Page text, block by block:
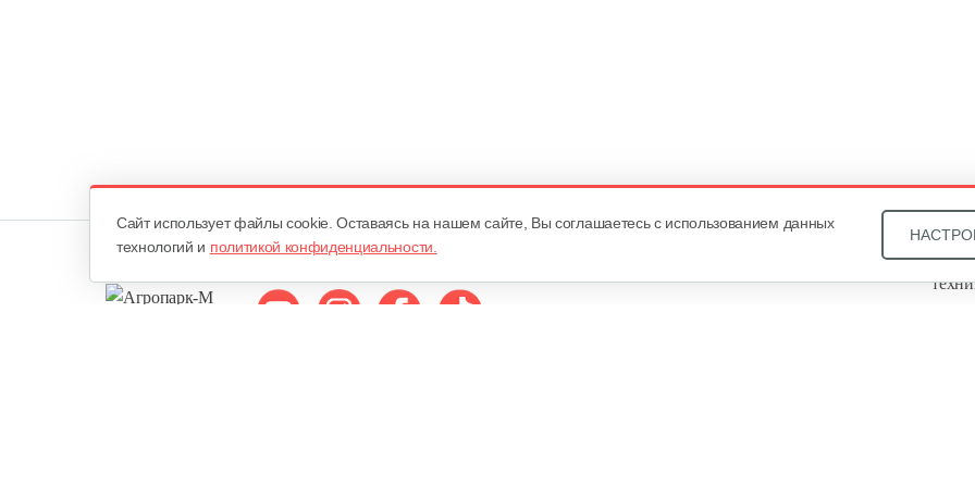
Cайт использует файлы cookie. Оставаясь на нашем сайте, Вы соглашаетесь с использованием данных
технологий и политикой конфиденциальности.